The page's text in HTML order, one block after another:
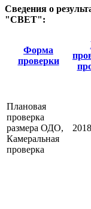
Сведения о
"СВЕТ":
Форма
проверки
Плановая
проверка
размера ОДО,
Камеральная
проверка
2018